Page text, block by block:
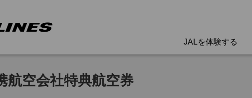
JALを体験する
航空会社特典航空券